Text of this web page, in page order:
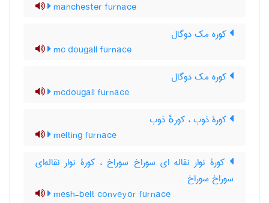
manchester furnace
کوره مک دوگال
mc dougall furnace
کوره مک دوگال
mcdougall furnace
کورۀ ذوب ، کورهٔ ذوب
melting furnace
کورۀ نوار نقاله ای سوراخ سوراخ ، کورۀ نوار نقاله‌ای
سوراخ سوراخ
mesh-belt conveyor furnace